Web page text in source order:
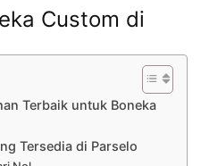
Custom di
Terbaik untuk Boneka
Tersedia di Parselo